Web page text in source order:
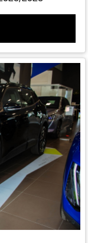
FLEX ACTIVE